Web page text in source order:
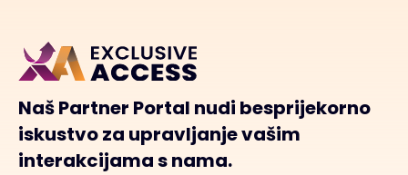
Naš Partner Portal nudi besprijekorno
iskustvo za upravljanje vašim
interakcijama s nama.